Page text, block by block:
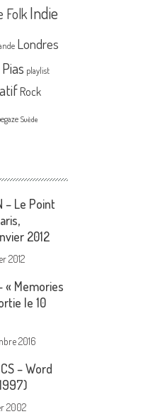
FolkIndie
Londres
Pias playlist
Rock
Suède
– Le Point
2012
2012
« Memories
le 10
2016
– Word
2002